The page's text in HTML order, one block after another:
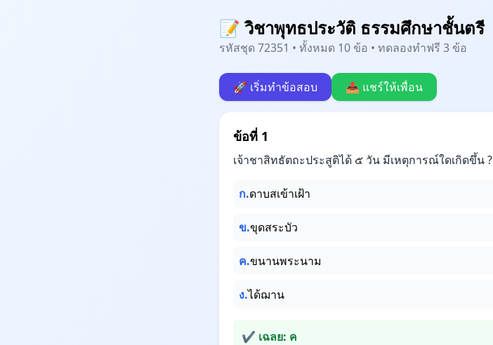
📝 วิชาพุทธประวัติ ธรรมศึกษาชั้นตรี
รหัสชุด 72351 • ทั้งหมด 10 ข้อ • ทดลองทำฟรี 3 ข้อ
🚀 เริ่มทำข้อสอบ 📤 แชร์ให้เพื่อน
ข้อที่ 1
เจ้าชาสิทธัตถะประสูติได้ ๕ วัน มีเหตุการณ์ใดเกิดขึ้น ?
ก.ดาบสเข้าเฝ้า
ข.ขุดสระบัว
ค.ขนานพระนาม
ง.ได้ฌาน
✔ เฉลย: ค